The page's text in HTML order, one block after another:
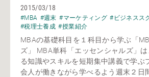
2015/03/18
#MBA #週末 #マーケティング #ビジネスス
#税理士養成 #授業紹介
MBAの基礎科目を１科目から学ぶ「
ズ」 MBA単科「エッセンシャルズ」
る知識やスキルを短期集中講義で学ぶ
会人が働きながら学べるよう週末２日